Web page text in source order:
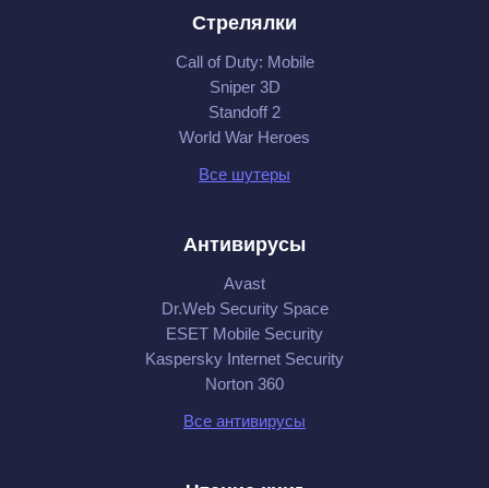
Стрелялки
Call of Duty: Mobile
Sniper 3D
Standoff 2
World War Heroes
Все шутеры
Антивирусы
Avast
Dr.Web Security Space
ESET Mobile Security
Kaspersky Internet Security
Norton 360
Все антивирусы